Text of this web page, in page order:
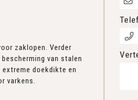
zaklopen. Verder
van stalen
doekdikte en
varkens.